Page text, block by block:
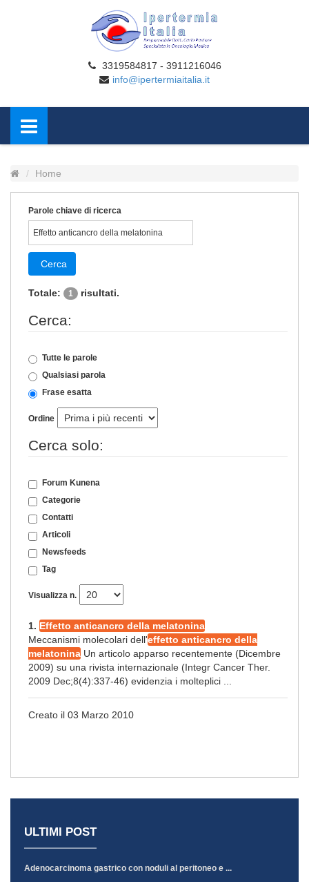
3319584817 - 3911216046
info@ipertermiaitalia.it
Home
Parole chiave di ricerca
Cerca
Totale: 1 risultati.
Cerca:
Tutte le parole
Qualsiasi parola
Frase esatta
Ordine
Cerca solo:
Forum Kunena
Categorie
Contatti
Articoli
Newsfeeds
Tag
Visualizza n.
1. Effetto anticancro della melatonina
Meccanismi molecolari dell'effetto anticancro della
melatonina Un articolo apparso recentemente (Dicembre
2009) su una rivista internazionale (Integr Cancer Ther.
2009 Dec;8(4):337-46) evidenzia i molteplici ...
Creato il 03 Marzo 2010
ULTIMI POST
Adenocarcinoma gastrico con noduli al peritoneo e ...